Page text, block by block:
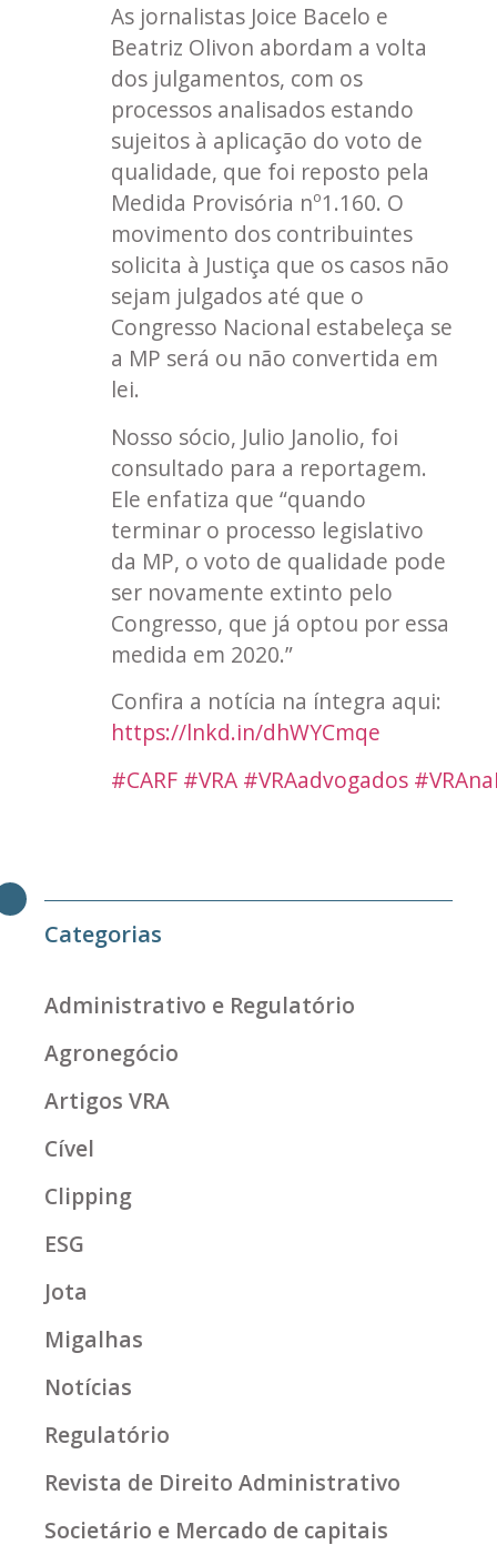
As jornalistas Joice Bacelo e
Beatriz Olivon abordam a volta
dos julgamentos, com os
processos analisados estando
sujeitos à aplicação do voto de
qualidade, que foi reposto pela
Medida Provisória nº1.160. O
movimento dos contribuintes
solicita à Justiça que os casos não
sejam julgados até que o
Congresso Nacional estabeleça se
a MP será ou não convertida em
lei.
Nosso sócio, Julio Janolio, foi
consultado para a reportagem.
Ele enfatiza que “quando
terminar o processo legislativo
da MP, o voto de qualidade pode
ser novamente extinto pelo
Congresso, que já optou por essa
medida em 2020.”
Confira a notícia na íntegra aqui:
https://lnkd.in/dhWYCmqe
#CARF #VRA #VRAadvogados
Categorias
Administrativo e Regulatório
Agronegócio
Artigos VRA
Cível
Clipping
ESG
Jota
Migalhas
Notícias
Regulatório
Revista de Direito Administrativo
Societário e Mercado de capitais